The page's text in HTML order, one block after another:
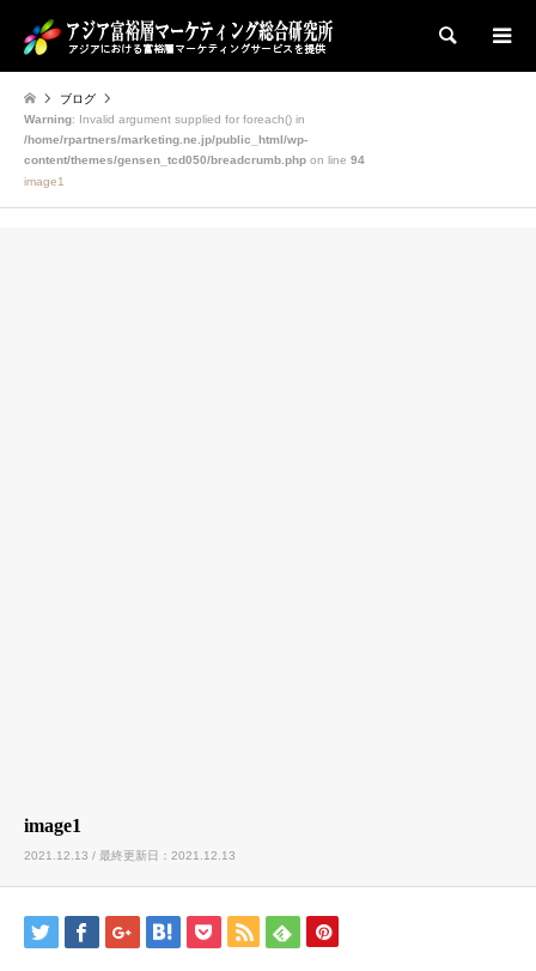
検索
ブログ
Warning: Invalid argument supplied for foreach() in
/home/rpartners/marketing.ne.jp/public_html/wp-
content/themes/gensen_tcd050/breadcrumb.php on line 94
image1
image1
2021.12.13 / 最終更新日：2021.12.13